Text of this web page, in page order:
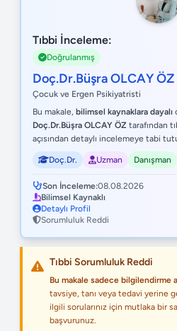
Tıbbi İnceleme:
Doğrulanmış
Doç.Dr.Büşra OLCAY ÖZ
Çocuk ve Ergen Psikiyatristi
Bu makale, bilimsel kaynaklara dayalı
Doç.Dr.Büşra OLCAY ÖZ tarafından
açısından detaylı incelemeye tabi
Doç.Dr. Uzman Danışman
Son İnceleme:08.08.2026
Bilimsel Kaynaklı
Detaylı Profil
Sorumluluk Reddi
Tıbbi Sorumluluk Reddi
Bu makale sadece bilgilendirme
tavsiye, tanı veya tedavi yerine
ilgili sorularınız için mutlaka bir
başvurunuz.